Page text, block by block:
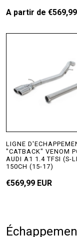
A partir de
LIGNE
"CATBACK" VENOM
AUDI A1 1.4 TFSI (S-
150CH (15-17)
€569,99 EUR